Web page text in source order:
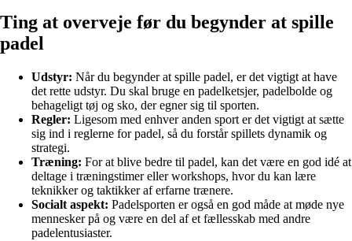
Ting at overveje før du begynder at spille
padel
Udstyr: Når du begynder at spille padel, er det vigtigt at have
det rette udstyr. Du skal bruge en padelketsjer, padelbolde og
behageligt tøj og sko, der egner sig til sporten.
Regler: Ligesom med enhver anden sport er det vigtigt at sætte
sig ind i reglerne for padel, så du forstår spillets dynamik og
strategi.
Træning: For at blive bedre til padel, kan det være en god idé at
deltage i træningstimer eller workshops, hvor du kan lære
teknikker og taktikker af erfarne trænere.
Socialt aspekt: Padelsporten er også en god måde at møde nye
mennesker på og være en del af et fællesskab med andre
padelentusiaster.